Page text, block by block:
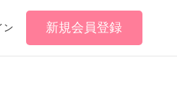
ン 新規会員登録